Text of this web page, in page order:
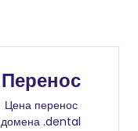
Перенос
Цена перенос
домена .dental